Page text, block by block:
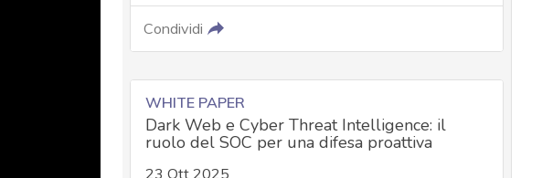
Condividi
WHITE PAPER
Dark Web e Cyber Threat Intelligence: il
ruolo del SOC per una difesa proattiva
23 Ott 2025